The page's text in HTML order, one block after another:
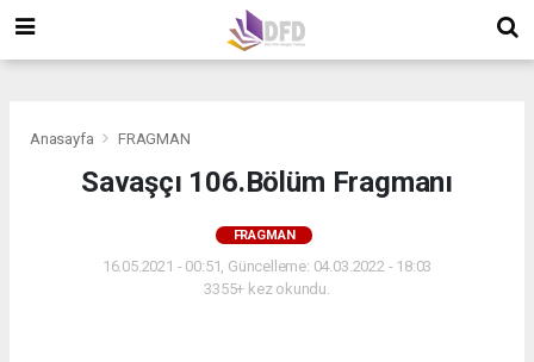
Anasayfa FRAGMAN
Savaşçı 106.Bölüm Fragmanı
FRAGMAN
16.05.2021 - 00:51, Güncelleme: 04.03.2022 - 18:03
3355+ kez okundu.